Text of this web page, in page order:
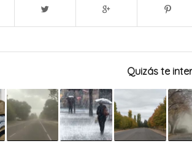
Quizás te